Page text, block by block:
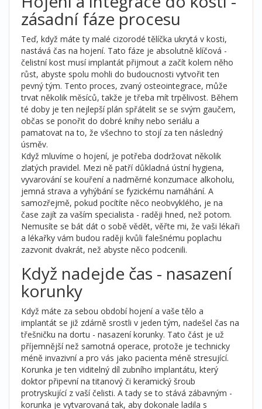
zásadní fáze procesu
Teď, když máte ty malé cizorodé tělíčka ukrytá v kosti,
nastává čas na hojení. Tato fáze je absolutně klíčová -
čelistní kost musí implantát přijmout a začít kolem něho
růst, abyste spolu mohli do budoucnosti vytvořit ten
pevný tým. Tento proces, zvaný osteointegrace, může
trvat několik měsíců, takže je třeba mít trpělivost. Během
té doby je ten nejlepší plán spřátelit se se svým gaučem,
občas se ponořit do dobré knihy nebo seriálu a
pamatovat na to, že všechno to stojí za ten následný
úsměv.
Když mluvíme o hojení, je potřeba dodržovat několik
zlatých pravidel. Mezi ně patří důkladná ústní hygiena,
vyvarování se kouření a nadměrné konzumace alkoholu,
jemná strava a vyhýbání se fyzickému namáhání. A
samozřejmě, pokud pocítíte něco neobvyklého, je na
čase zajít za vaším specialista - raději hned, než potom.
Nemusíte se bát dát o sobě vědět, věřte mi, že vaši lékaři
a lékařky vám budou raději kvůli falešnému poplachu
zazvonit dvakrát, než abyste něco podcenili.
Když nadejde čas - nasazení
korunky
Když máte za sebou období hojení a vaše tělo a
implantát se již zdárně srostli v jeden tým, nadešel čas na
třešničku na dortu - nasazení korunky. Tato část je už
příjemnější než samotná operace, protože je technicky
méně invazivní a pro vás jako pacienta méně stresující.
Korunka je ten viditelný díl zubního implantátu, který
doktor připevní na titanový či keramický šroub
protryskující z vaší čelisti. A tady se to stává zábavným -
korunka je vytvarovaná tak, aby dokonale ladila s